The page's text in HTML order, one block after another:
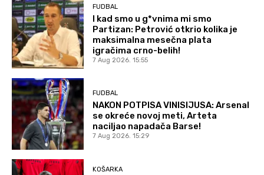
FUDBAL
I kad smo u g*vnima mi smo
Partizan: Petrović otkrio kolika je
maksimalna mesečna plata
igračima crno-belih!
7 Aug 2026. 15:55
FUDBAL
NAKON POTPISA VINISIJUSA: Arsenal
se okreće novoj meti, Arteta
naciljao napadača Barse!
7 Aug 2026. 15:29
KOŠARKA